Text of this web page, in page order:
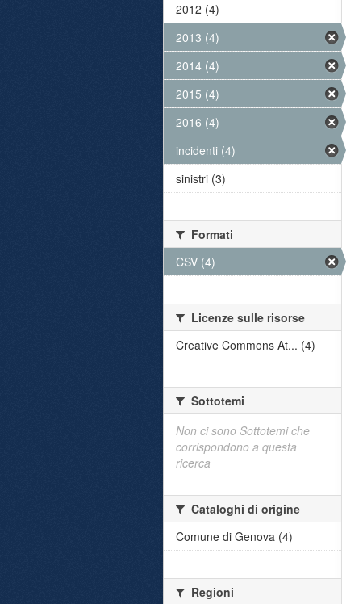
2012 (4)
2013 (4)
2014 (4)
2015 (4)
2016 (4)
incidenti (4)
sinistri (3)
Formati
CSV (4)
Licenze sulle risorse
Creative Commons At... (4)
Sottotemi
Non ci sono Sottotemi che
corrispondono a questa
ricerca
Cataloghi di origine
Comune di Genova (4)
Regioni